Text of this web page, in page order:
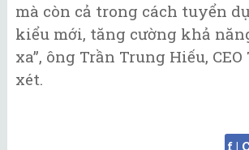
mà còn cả trong cách tuyển
kiểu mới, tăng cường khả
xa”, ông Trần Trung Hiếu, CEO
xét.
f |